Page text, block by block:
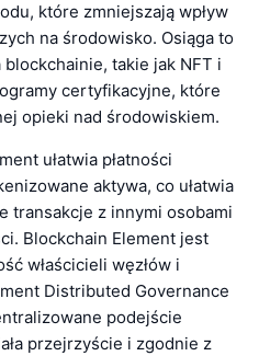
które zmniejszają wpływ
na środowisko. Osiąga to
takie jak NFT i
certyfikacyjne, które
opieki nad środowiskiem.
ułatwia płatności
aktywa, co ułatwia
transakcje z innymi osobami
Blockchain Element jest
właścicieli węzłów i
Distributed Governance
podejście
przejrzyście i zgodnie z